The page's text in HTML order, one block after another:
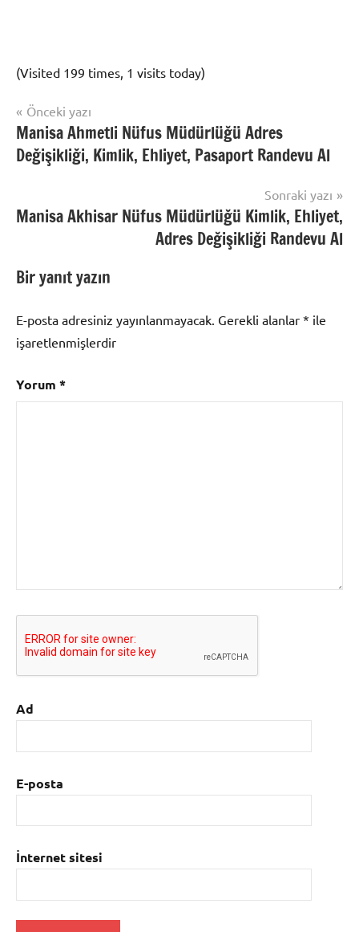
(Visited 199 times, 1 visits today)
Nüfus
Randevu
Yazı
gezinmesi
Önceki yazı
Manisa Ahmetli Nüfus Müdürlüğü Adres
Değişikliği, Kimlik, Ehliyet, Pasaport Randevu Al
Sonraki yazı
Manisa Akhisar Nüfus Müdürlüğü Kimlik, Ehliyet,
Adres Değişikliği Randevu Al
Bir yanıt yazın
E-posta adresiniz yayınlanmayacak. Gerekli alanlar * ile
işaretlenmişlerdir
Yorum *
Ad
E-posta
İnternet sitesi